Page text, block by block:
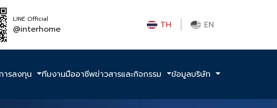
LINE Official
@interhome TH EN
ารลงทุน ทีมงานมืออาชีพข่าวสารและกิจกรรม ข้อมูลบริษัท